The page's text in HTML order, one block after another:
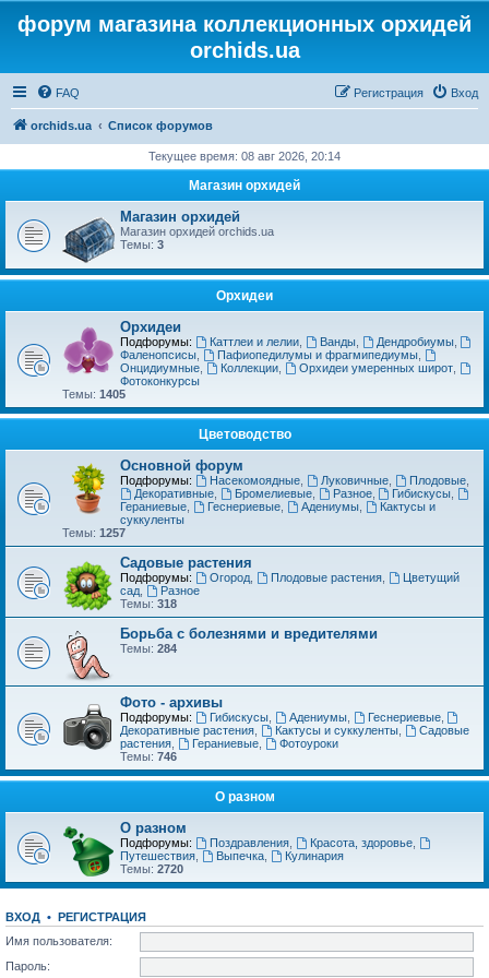
форум магазина коллекционных орхидей
orchids.ua
FAQ Вход
Регистрация
orchids.ua Список форумов
Текущее время: 08 авг 2026, 20:14
Магазин орхидей
Магазин орхидей
Магазин орхидей orchids.ua
Темы: 3
Орхидеи
Орхидеи
Подфорумы: Каттлеи и лелии, Ванды, Дендробиумы,
Фаленопсисы
Пафиопедилумы и фрагмипедиумы,
Онцидиумные
Коллекции, Орхидеи умеренных широт,
Фотоконкурсы
Темы: 1405
Цветоводство
Основной форум
Подфорумы: Насекомоядные, Луковичные, Плодовые,
Декоративные, Бромелиевые, Разное, Гибискусы
Гераниевые
Геснериевые, Адениумы,
Кактусы и
суккуленты
Темы: 1257
Садовые растения
Подфорумы: Огород, Плодовые растения,
Цветущий
сад
Разное
Темы: 318
Борьба с болезнями и вредителями
Темы: 284
Фото - архивы
Подфорумы: Гибискусы, Адениумы, Геснериевые,
Декоративные растения
Кактусы и суккуленты,
Садовые
растения
Гераниевые,
Фотоуроки
Темы: 746
О разном
О разном
Подфорумы: Поздравления, Красота, здоровье,
Путешествия
Выпечка,
Кулинария
Темы: 2720
ВХОД • РЕГИСТРАЦИЯ
Имя пользователя:
Пароль: